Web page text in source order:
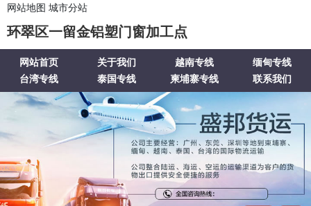
网站地图 城市分站
环翠区一留金铝塑门窗加工点
网站首页 关于我们 越南专线
缅甸专线
台湾专线
泰国专线 柬埔寨专线 联系我们